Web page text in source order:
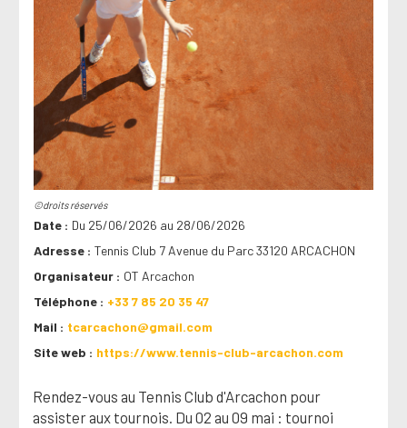
©droits réservés
Date
Du 25/06/2026 au 28/06/2026
Adresse
Tennis Club 7 Avenue du Parc 33120 ARCACHON
Organisateur
OT Arcachon
Téléphone
+33 7 85 20 35 47
Mail
tcarcachon@gmail.com
Site web
https://www.tennis-club-arcachon.com
Rendez-vous au Tennis Club d'Arcachon pour
assister aux tournois. Du 02 au 09 mai : tournoi